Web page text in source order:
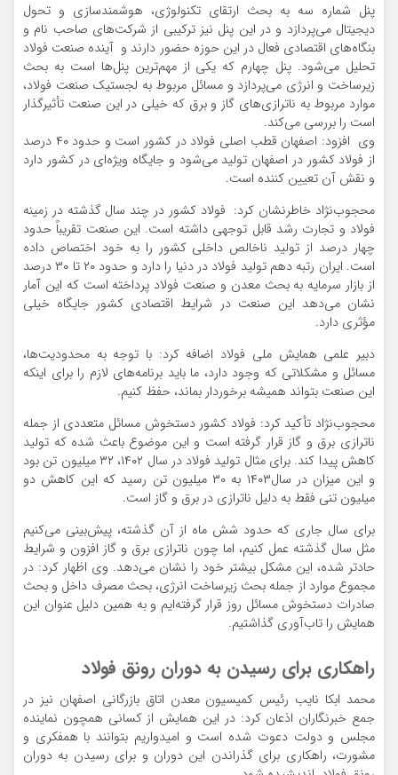
پنل شماره سه به بحث ارتقای تکنولوژی، هوشمندسازی و تحول
دیجیتال می‌پردازد و در این پنل نیز ترکیبی از شرکت‌های صاحب نام و
بنگاه‌های اقتصادی فعال در این حوزه حضور دارند و آینده صنعت فولاد
تحلیل می‌شود. پنل چهارم که یکی از مهم‌ترین پنل‌ها است به بحث
زیرساخت و انرژی می‌پردازد و مسائل مربوط به لجستیک صنعت فولاد،
موارد مربوط به ناترازی‌های گاز و برق که خیلی در این صنعت تأثیرگذار
است را بررسی می‌کند.
وی افزود: اصفهان قطب اصلی فولاد در کشور است و حدود ۴۰ درصد
از فولاد کشور در اصفهان تولید می‌شود و جایگاه ویژه‌ای در کشور دارد
و نقش آن تعیین کننده است.
محجوب‌نژاد خاطرنشان کرد: فولاد کشور در چند سال گذشته در زمینه
فولاد و تجارت رشد قابل توجهی داشته است. این صنعت تقریباً حدود
چهار درصد از تولید ناخالص داخلی کشور را به خود اختصاص داده
است. ایران رتبه دهم تولید فولاد در دنیا را دارد و حدود ۲۰ تا ۳۰ درصد
از بازار سرمایه به بحث معدن و صنعت فولاد پرداخته است که این آمار
نشان می‌دهد این صنعت در شرایط اقتصادی کشور جایگاه خیلی
مؤثری دارد.
دبیر علمی همایش ملی فولاد اضافه کرد: با توجه به محدودیت‌ها،
مسائل و مشکلاتی که وجود دارد، ما باید برنامه‌های لازم را برای اینکه
این صنعت بتواند همیشه برخوردار بماند، حفظ کنیم.
محجوب‌نژاد تأکید کرد: فولاد کشور دستخوش مسائل متعددی از جمله
ناترازی برق و گاز قرار گرفته است و این موضوع باعث شده که تولید
کاهش پیدا کند. برای مثال تولید فولاد در سال ۱۴۰۲، ۳۲ میلیون تن بود
و این میزان در سال۱۴۰۳ به ۳۰ میلیون تن رسید که این کاهش دو
میلیون تنی فقط به دلیل ناترازی در برق و گاز است.
برای سال جاری که حدود شش ماه از آن گذشته، پیش‌بینی می‌کنیم
مثل سال گذشته عمل کنیم، اما چون ناترازی برق و گاز افزون و شرایط
حادتر شده، این مشکل بیشتر خود را نشان می‌دهد. وی اظهار کرد: در
مجموع موارد از جمله بحث زیرساخت انرژی، بحث مصرف داخل و بحث
صادرات دستخوش مسائل روز قرار گرفته‌ایم و به همین دلیل عنوان این
همایش را تاب‌آوری گذاشتیم.
راهکاری برای رسیدن به دوران رونق فولاد
محمد ابکا نایب رئیس کمیسیون معدن اتاق بازرگانی اصفهان نیز در
جمع خبرنگاران اذعان کرد: در این همایش از کسانی همچون نماینده
مجلس و دولت دعوت شده است و امیدواریم بتوانند با همفکری و
مشورت، راهکاری برای گذراندن این دوران و برای رسیدن به دوران